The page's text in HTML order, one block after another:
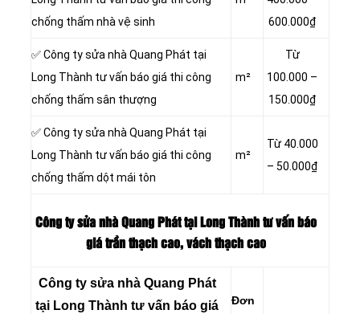
chống thấm nhà vệ sinh
600.000₫
✅ Công ty sửa nhà Quang Phát tại
Long Thành tư vấn báo giá thi công
chống thấm sân thượng
m²
Từ
100.000 –
150.000₫
✅ Công ty sửa nhà Quang Phát tại
Long Thành tư vấn báo giá thi công
chống thấm dột mái tôn
m²
Từ 40.000
– 50.000₫
Công ty sửa nhà Quang Phát tại Long Thành tư vấn báo
giá trần thạch cao, vách thạch cao
Công ty sửa nhà Quang Phát
tại Long Thành tư vấn báo giá
Đơn